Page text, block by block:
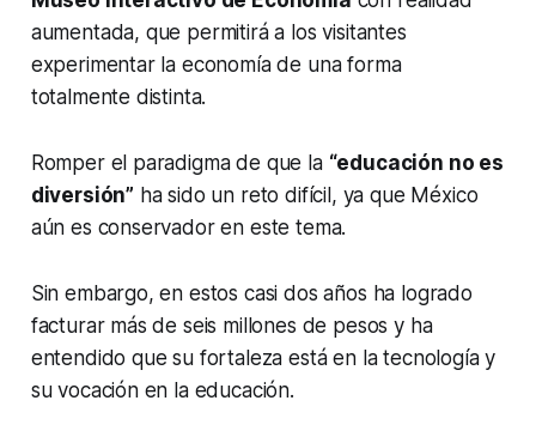
aumentada, que permitirá a los visitantes
experimentar la economía de una forma
totalmente distinta.
Romper el paradigma de que la “educación no es
diversión” ha sido un reto difícil, ya que México
aún es conservador en este tema.
Sin embargo, en estos casi dos años ha logrado
facturar más de seis millones de pesos y ha
entendido que su fortaleza está en la tecnología y
su vocación en la educación.